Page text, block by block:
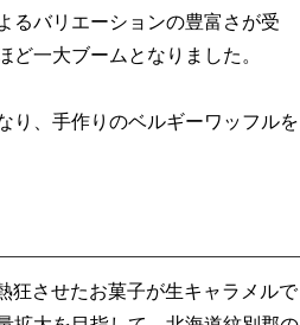
るバリエーションの豊富さが受
一大ブームとなりました。
、手作りのベルギーワッフルを
させたお菓子が生キャラメルで